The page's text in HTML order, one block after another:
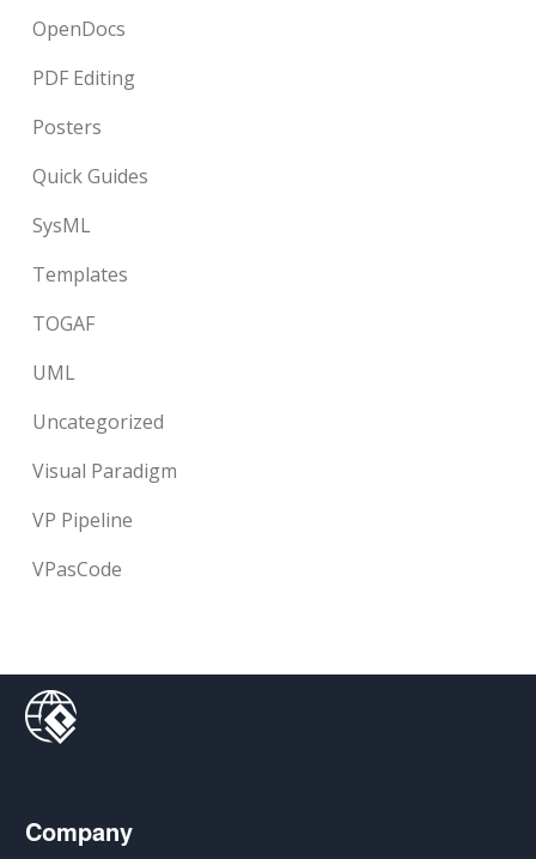
OpenDocs
PDF Editing
Posters
Quick Guides
SysML
Templates
TOGAF
UML
Uncategorized
Visual Paradigm
VP Pipeline
VPasCode
Company